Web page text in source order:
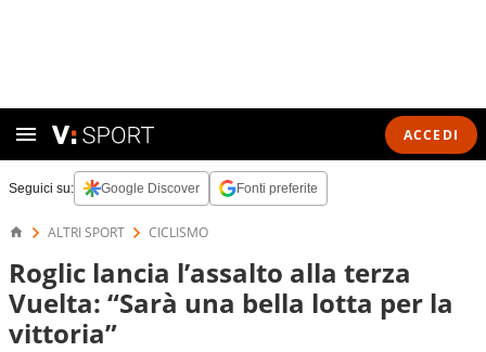
ACCEDI
Seguici su: Google Discover Fonti preferite
ALTRI SPORT CICLISMO
Roglic lancia l’assalto alla terza
Vuelta: “Sarà una bella lotta per la
vittoria”